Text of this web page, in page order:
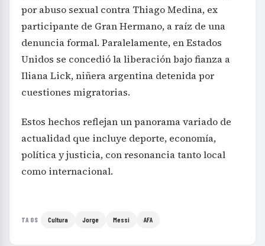
por abuso sexual contra Thiago Medina, ex
participante de Gran Hermano, a raíz de una
denuncia formal. Paralelamente, en Estados
Unidos se concedió la liberación bajo fianza a
Iliana Lick, niñera argentina detenida por
cuestiones migratorias.
Estos hechos reflejan un panorama variado de
actualidad que incluye deporte, economía,
política y justicia, con resonancia tanto local
como internacional.
TAGS Cultura Jorge Messi AFA